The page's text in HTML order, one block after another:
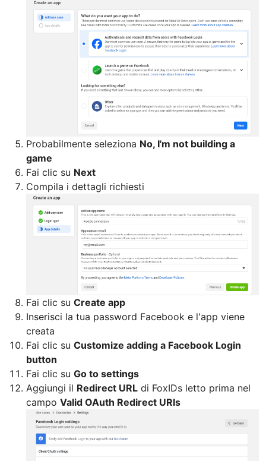
Probabilmente seleziona No, I'm not building a
game
Fai clic su Next
Compila i dettagli richiesti
Fai clic su Create app
Inserisci la tua password Facebook e l'app viene
creata
Fai clic su Customize adding a Facebook Login
button
Fai clic su Go to settings
Aggiungi il Redirect URL di FoxIDs letto prima nel
campo Valid OAuth Redirect URIs